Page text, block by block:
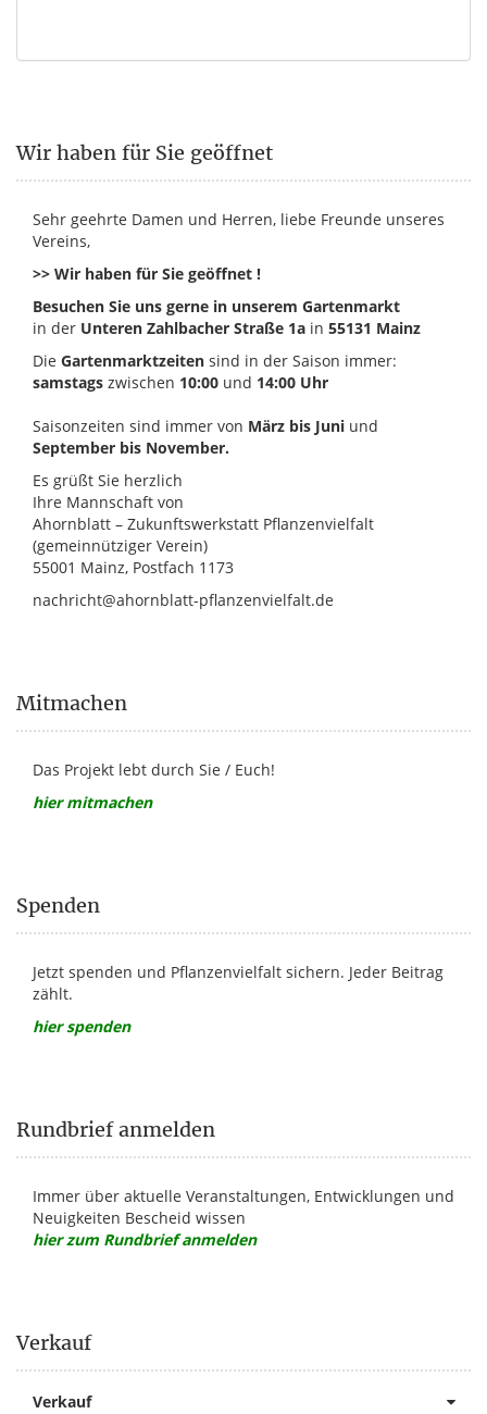
Wir haben für Sie geöffnet
Sehr geehrte Damen und Herren, liebe Freunde unseres
Vereins,
>> Wir haben für Sie geöffnet !
Besuchen Sie uns gerne in unserem Gartenmarkt
in der Unteren Zahlbacher Straße 1a in 55131 Mainz
Die Gartenmarktzeiten sind in der Saison immer:
samstags zwischen 10:00 und 14:00 Uhr
Saisonzeiten sind immer von März bis Juni und
September bis November.
Es grüßt Sie herzlich
Ihre Mannschaft von
Ahornblatt – Zukunftswerkstatt Pflanzenvielfalt
(gemeinnütziger Verein)
55001 Mainz, Postfach 1173
nachricht@ahornblatt-pflanzenvielfalt.de
Mitmachen
Das Projekt lebt durch Sie / Euch!
hier mitmachen
Spenden
Jetzt spenden und Pflanzenvielfalt sichern. Jeder Beitrag
zählt.
hier spenden
Rundbrief anmelden
Immer über aktuelle Veranstaltungen, Entwicklungen und
Neuigkeiten Bescheid wissen
hier zum Rundbrief anmelden
Verkauf
Verkauf